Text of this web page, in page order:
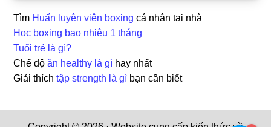
Tìm Huấn luyện viên boxing cá nhân tại nhà
Học boxing bao nhiêu 1 tháng
Tuổi trẻ là gì?
Chế độăn healthy là gì hay nhất
Giải thíchtập strength là gì bạn cần biết